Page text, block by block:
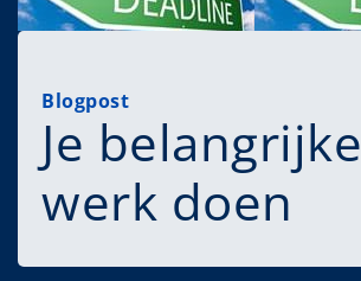
Blogpost
Je belangrijke
werk doen